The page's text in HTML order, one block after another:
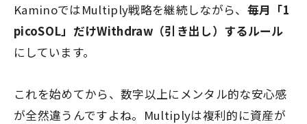
KaminoではMultiply戦略を継続しながら、 毎月「1
picoSOL」だけWithdraw（引き出し）するルール
にしています。
これを始めてから、数字以上にメンタル的な安心感
が全然違うんですよね。Multiplyは複利的に資産が